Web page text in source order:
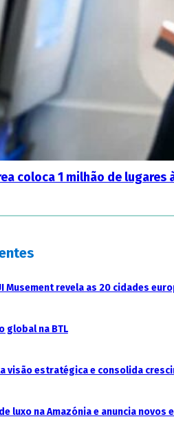
coloca 1 milhão de lugares
Musement revela as 20 cidades
global na BTL
visão estratégica e consolida
luxo na Amazónia e anuncia